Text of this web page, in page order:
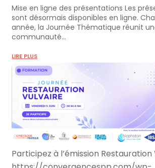
Mise en ligne des présentations Les
sont désormais disponibles en ligne.
année, la Journée Thématique réunit
communauté…
LIRE PLUS
Participez à l’émission Restauration